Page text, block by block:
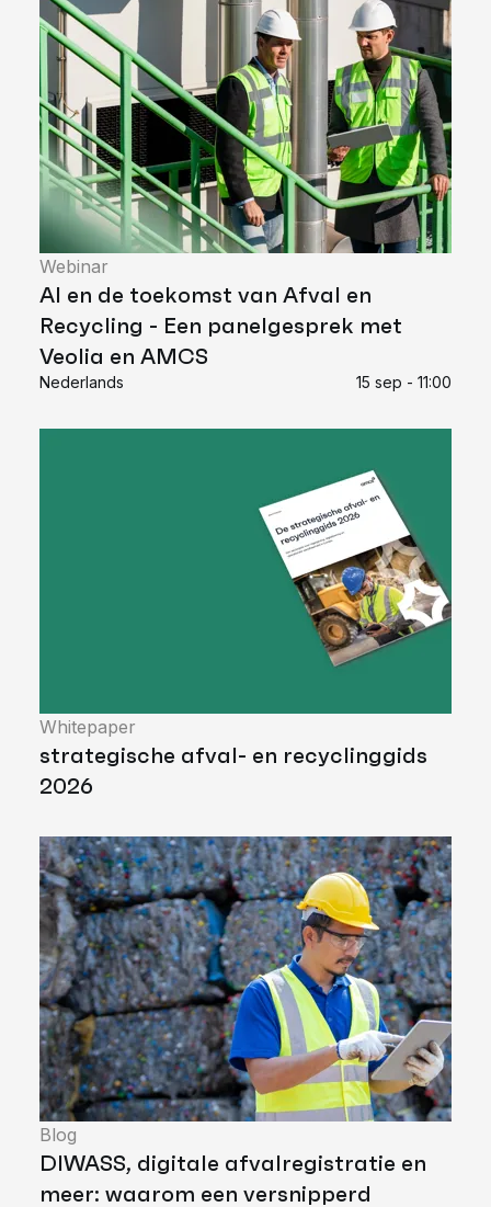
Webinar
AI en de toekomst van Afval en
Recycling - Een panelgesprek met
Veolia en AMCS
Nederlands 15 sep - 11:00
Whitepaper
strategische afval- en recyclinggids
2026
Blog
DIWASS, digitale afvalregistratie en
meer: waarom een versnipperd